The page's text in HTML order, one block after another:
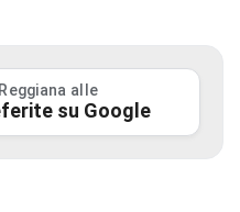
alle
su Google